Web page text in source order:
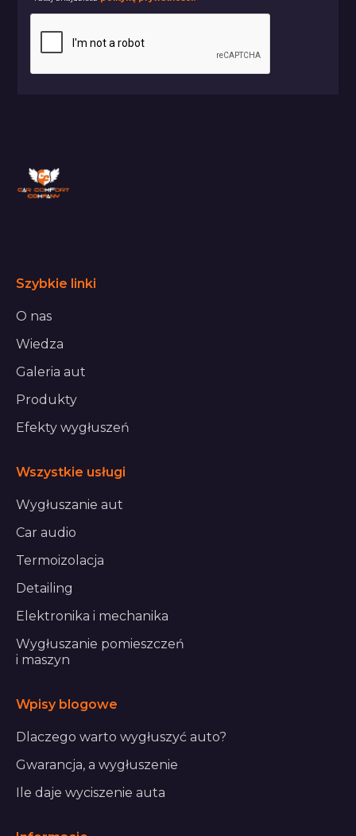
Szybkie linki
O nas
Wiedza
Galeria aut
Produkty
Efekty wygłuszeń
Wszystkie usługi
Wygłuszanie aut
Car audio
Termoizolacja
Detailing
Elektronika i mechanika
Wygłuszanie pomieszczeń
i maszyn
Wpisy blogowe
Dlaczego warto wygłuszyć auto?
Gwarancja, a wygłuszenie
Ile daje wyciszenie auta